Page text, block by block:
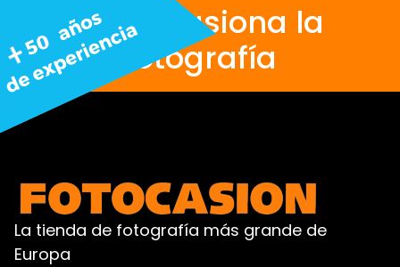
Nos apasiona la
fotografía
La tienda de fotografía más grande de
Europa